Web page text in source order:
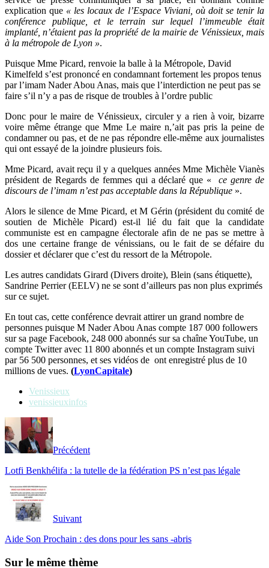
explication que « les locaux de l’Espace Viviani, où doit se tenir la
conférence publique, et le terrain sur lequel l’immeuble était
implanté, n’étaient pas la propriété de la mairie de Vénissieux, mais
à la métropole de Lyon ».
Puisque Mme Picard, renvoie la balle à la Métropole, David
Kimelfeld s’est prononcé en condamnant fortement les propos tenus
par l’imam Nader Abou Anas, mais que l’interdiction ne peut pas se
faire s’il n’y a pas de risque de troubles à l’ordre public
Donc pour le maire de Vénissieux, circuler y a rien à voir, bizarre
voire même étrange que Mme Le maire n,’ait pas pris la peine de
condamner ou pas, et de ne pas répondre elle-même aux journalistes
qui ont essayé de la joindre plusieurs fois.
Mme Picard, avait reçu il y a quelques années Mme Michèle Vianès
président de Regards de femmes qui a déclaré que «ce genre de
discours de l’imam n’est pas acceptable dans la République ».
Alors le silence de Mme Picard, et M Gérin (président du comité de
soutien de Michèle Picard) est-il lié du fait que la candidate
communiste est en campagne électorale afin de ne pas se mettre à
dos une certaine frange de vénissians, ou le fait de se défaire du
dossier et déclarer que c’est du ressort de la Métropole.
Les autres candidats Girard (Divers droite), Blein (sans étiquette),
Sandrine Perrier (EELV) ne se sont d’ailleurs pas non plus exprimés
sur ce sujet.
En tout cas, cette conférence devrait attirer un grand nombre de
personnes puisque M Nader Abou Anas compte 187 000 followers
sur sa page Facebook, 248 000 abonnés sur sa chaîne YouTube, un
compte Twitter avec 11 800 abonnés et un compte Instagram suivi
par 56 500 personnes, et ses vidéos de ont enregistré plus de 10
millions de vues. (LyonCapitale)
Venissieux
venissieuxinfos
Précédent
Lotfi Benkhélifa : la tutelle de la fédération PS n’est pas légale
Suivant
Aide Son Prochain : des dons pour les sans -abris
Sur le même thème